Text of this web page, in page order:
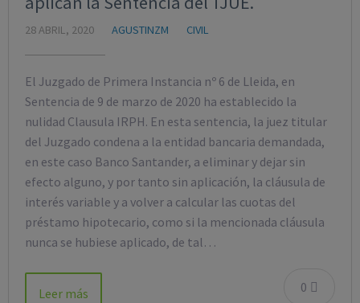
28 ABRIL, 2020 AGUSTINZM CIVIL
El Juzgado de Primera Instancia nº 6 de Lleida, en
Sentencia de 9 de marzo de 2020 ha establecido la
nulidad Clausula IRPH. En esta sentencia, la juez titular
del Juzgado condena a la entidad bancaria demandada,
en este caso Banco Santander, a eliminar y dejar sin
efecto alguno, y por tanto sin aplicación, la cláusula de
interés variable y a volver a calcular las cuotas del
préstamo hipotecario, como si la mencionada cláusula
nunca se hubiese aplicado, de tal…
0
Leer más